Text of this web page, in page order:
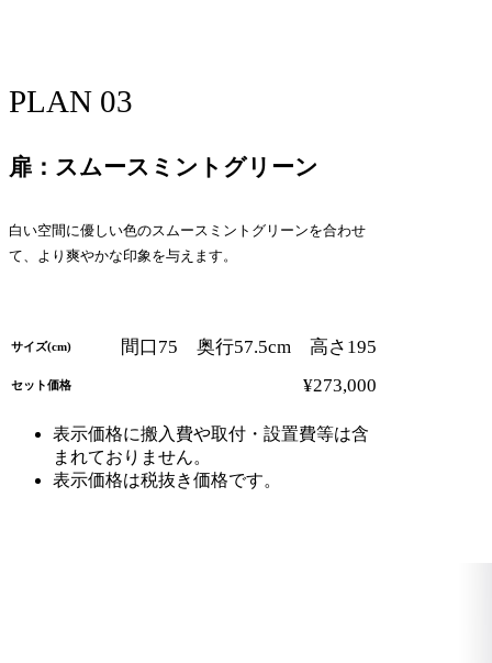
PLAN 03
扉：スムースミントグリーン
白い空間に優しい色のスムースミントグリーンを合わせ
て、より爽やかな印象を与えます。
サイズ(cm) 間口75 奥行57.5cm 高さ195
セット価格 ¥273,000
表示価格に搬入費や取付・設置費等は含
まれておりません。
表示価格は税抜き価格です。